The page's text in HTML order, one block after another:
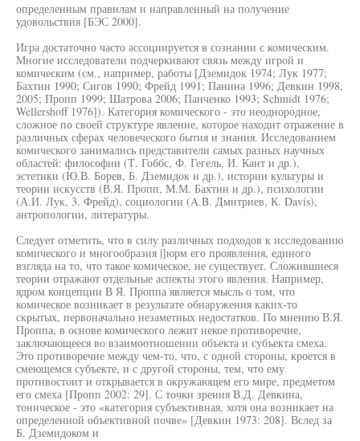
определенным правилам и направленный на получение
удовольствия [БЭС 2000].
Игра достаточно часто ассоциируется в сознании с комическим.
Многие исследователи подчеркивают связь между игрой и
комическим (см., например, работы [Дземидок 1974; Лук 1977;
Бахтин 1990; Сигов 1990; Фрейд 1991; Панина 1996; Девкин 1998,
2005; Пропп 1999; Шатрова 2006; Панченко 1993; Schmidt 1976;
Wellershoff 1976]). Категория комического - это неоднородное,
сложное по своей структуре явление, которое находит отражение в
различных сферах человеческого бытия и знания. Исследованием
комического занимались представители самых разных научных
областей: философии (Т. Гоббс, Ф. Гегель, И. Кант и др.),
эстетики (Ю.В. Борев, Б. Дземидок и др.), истории культуры и
теории искусств (В.Я. Пропп, М.М. Бахтин и др.), психологии
(А.И. Лук, 3. Фрейд), социологии (A.B. Дмитриев, К. Davis),
антропологии, литературы.
Следует отметить, что в силу различных подходов к исследованию
комического и многообразия |]юрм его проявления, единого
взгляда на то, что такое комическое, не существует. Сложившиеся
теории отражают отдельные аспекты этого явления. Например,
ядром концепции В Я. Проппа является мысль о том, что
комическое возникает в результате обнаружения каких-то
скрытых, первоначально незаметных недостатков. По мнению В.Я.
Проппа, в основе комического лежит некое противоречие,
заключающееся во взаимоотношении объекта и субъекта смеха.
Это противоречие между чем-то, что, с одной стороны, кроется в
смеющемся субъекте, и с другой стороны, тем, что ему
противостоит и открывается в окружающем его мире, предметом
его смеха [Пропп 2002: 29]. С точки зрения В.Д. Девкина,
тоническое - это «категория субъективная, хотя она возникает на
определенной объективной почве» [Девкин 1973: 208]. Вслед за
Б. Дземидоком и